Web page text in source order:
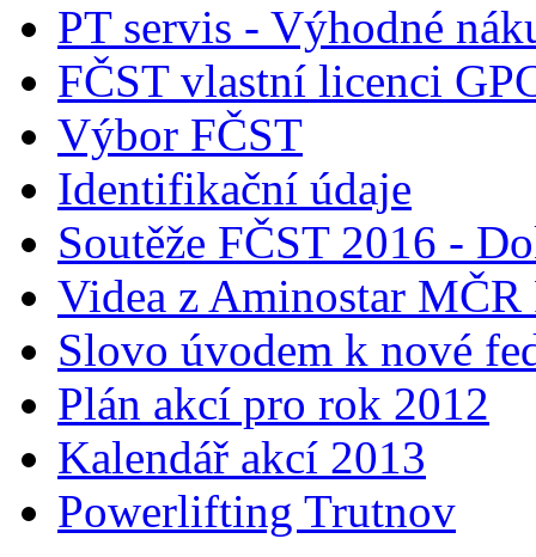
PT servis - Výhodné
FČST vlastní licenci
Výbor FČST
Identifikační údaje
Soutěže FČST 2016 -
Videa z Aminostar MČR
Slovo úvodem k nové
Plán akcí pro rok 2012
Kalendář akcí 2013
Powerlifting Trutnov